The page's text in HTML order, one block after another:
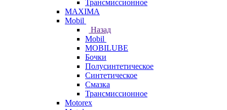
Трансмиссионное
MAXIMA
Mobil
Назад
Mobil
MOBILUBE
Бочки
Полусинтетическое
Синтетическое
Смазка
Трансмиссионное
Motorex